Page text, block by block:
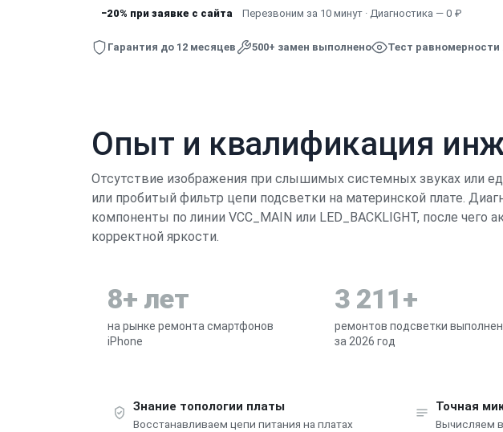
−20% при заявке с сайта Перезвоним за 10 минут · Диагностика — 0 ₽
Гарантия до 12 месяцев 500+ замен выполнено Тест равномерности
Опыт и квалификация
Отсутствие изображения при слышимых системных звуках или
или пробитый фильтр цепи подсветки на материнской плате.
компоненты по линии VCC_MAIN или LED_BACKLIGHT, после
корректной яркости.
8+ лет
на рынке ремонта смартфонов
iPhone
3 211+
ремонтов подсветки
за 2026 год
Знание топологии платы
Восстанавливаем цепи питания на платах
Точная
Вычисляем